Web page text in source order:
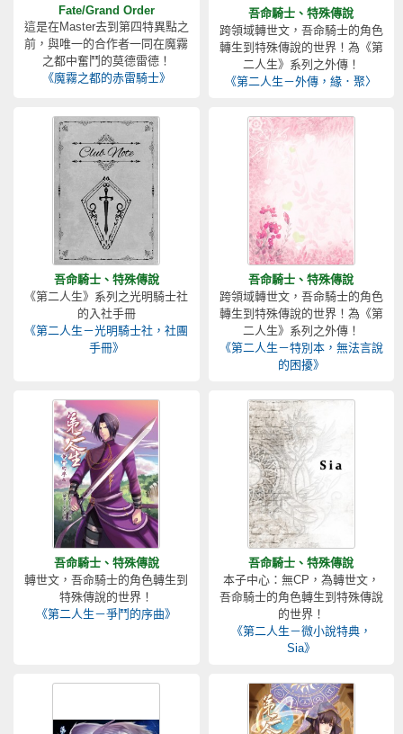
Fate/Grand Order
這是在Master去到第四特異點之
前，與唯一的合作者一同在魔霧
之都中奮鬥的莫德雷德！
《魔霧之都的赤雷騎士》
吾命騎士、特殊傳說
跨領域轉世文，吾命騎士的角色
轉生到特殊傳說的世界！為《第
二人生》系列之外傳！
《第二人生－外傳，緣．聚〉
吾命騎士、特殊傳說
《第二人生》系列之光明騎士社
的入社手冊
《第二人生－光明騎士社，社團
手冊》
吾命騎士、特殊傳說
跨領域轉世文，吾命騎士的角色
轉生到特殊傳說的世界！為《第
二人生》系列之外傳！
《第二人生－特別本，無法言說
的困擾》
吾命騎士、特殊傳說
轉世文，吾命騎士的角色轉生到
特殊傳說的世界！
《第二人生－爭鬥的序曲》
吾命騎士、特殊傳說
本子中心：無CP，為轉世文，
吾命騎士的角色轉生到特殊傳說
的世界！
《第二人生－微小說特典，
Sia》